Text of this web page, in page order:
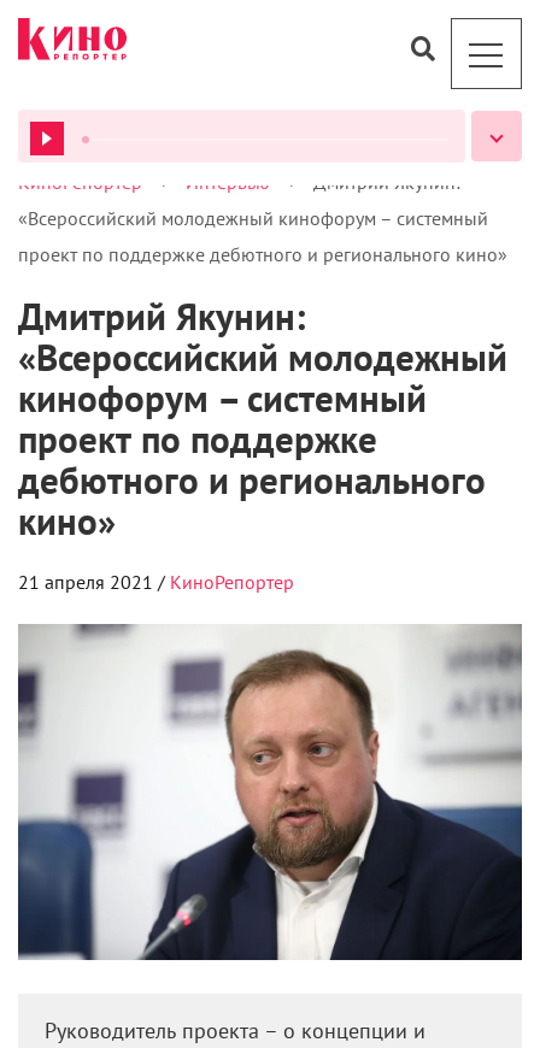
ВСЕ ПОДКАСТЫ
Фото: Александр Мурашкин
«Никого не стало» , «Кинастон», к тому же
постоянно зовут на разные съемки… Как вы делите
свое время? Отказываетесь ли вы от предложений
сниматься?
— Конечно, постоянно. Нельзя выгорать, иначе
любое, даже самое любимое дело перестает
удовольствия. Чтобы полностью погрузиться в
материал, вложить в него все свои силы, нужно
иногда отдыхать.
Ваш отец Борис Фрумкин – джазовый музыкант,
пианист. Вы музицируете вместе с папой?
— У нас бывают концерты. Либо с оркестром Олега
Лундстрема, которым папа руководит, либо мы
собираемся небольшой компанией и делаем
закрытые выступления для друзей. Бывает, что нас
зовут на какие-то интересные мероприятия. Мы
не для всех и не для любой ситуации. Это особая